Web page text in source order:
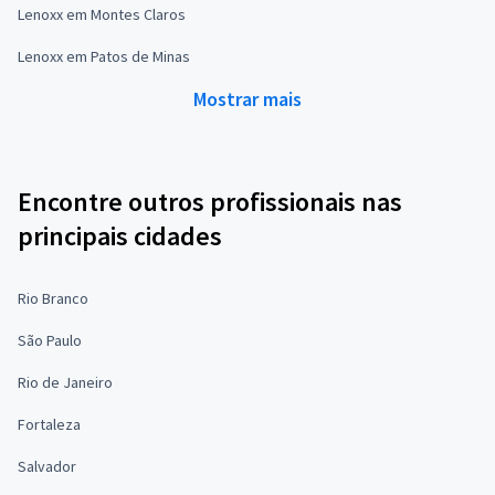
Lenoxx em Montes Claros
Lenoxx em Patos de Minas
Mostrar mais
Encontre outros profissionais nas
principais cidades
Rio Branco
São Paulo
Rio de Janeiro
Fortaleza
Salvador